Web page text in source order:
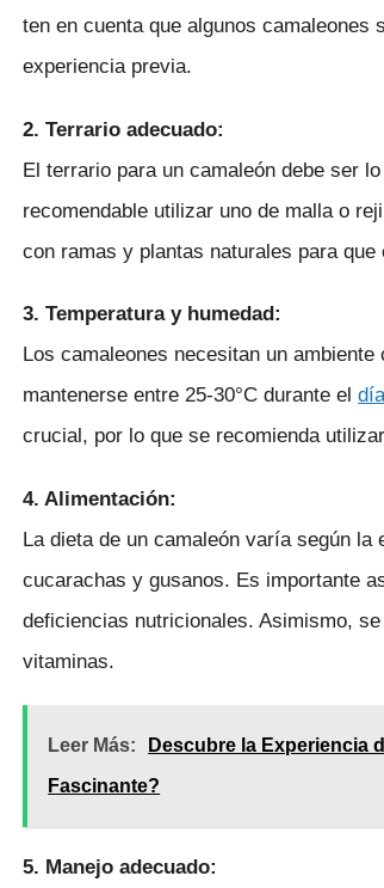
ten en cuenta que algunos
experiencia previa.
2. Terrario adecuado:
El terrario para un camaleón debe ser
recomendable utilizar uno de malla o
con ramas y plantas naturales para
3. Temperatura y humedad:
Los camaleones necesitan un
mantenerse entre 25-30°C durante el
crucial, por lo que se recomienda
4. Alimentación:
La dieta de un camaleón varía según
cucarachas y gusanos. Es importante
deficiencias nutricionales. Asimismo,
vitaminas.
Leer Más:
Descubre la Experiencia
Fascinante?
5. Manejo adecuado: